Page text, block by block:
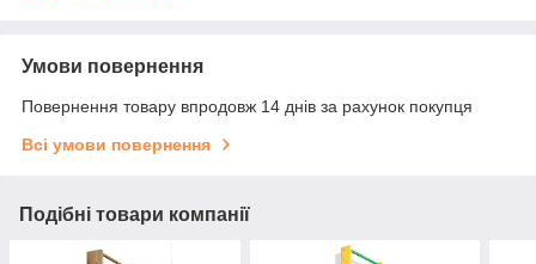
Умови повернення
Повернення товару впродовж 14 днів за рахунок покупця
Всі умови повернення
Подібні товари компанії